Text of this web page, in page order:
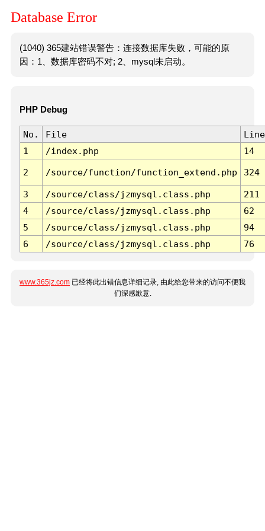
Database Error
(1040) 365建站错误警告：连接数据库失败，可能的原
因：1、数据库密码不对; 2、mysql未启动。
PHP Debug
No. File
Line
1
/index.php 14
2 /source/function/function_extend.php 324
3 /source/class/jzmysql.class.php
211
4
/source/class/jzmysql.class.php
62
5
/source/class/jzmysql.class.php
94
6
/source/class/jzmysql.class.php 76
www.365jz.com 已经将此出错信息详细记录, 由此给您带来的访问不便我
们深感歉意.